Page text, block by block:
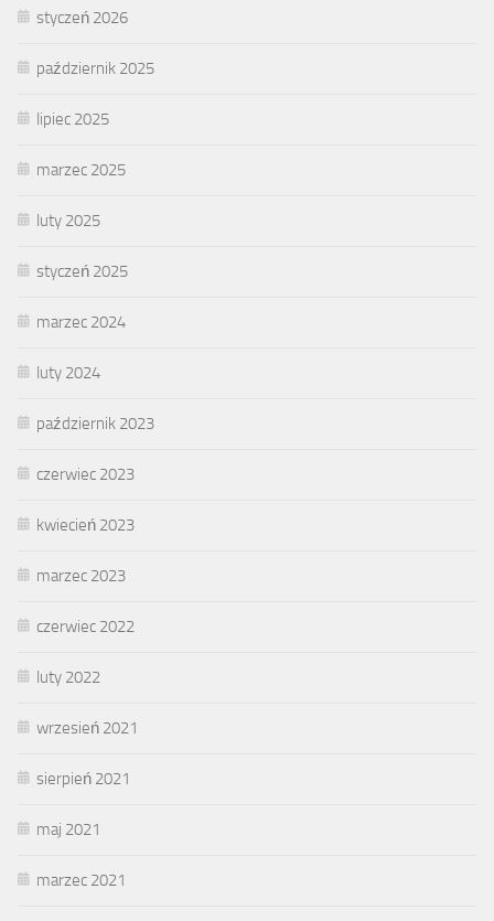
styczeń 2026
październik 2025
lipiec 2025
marzec 2025
luty 2025
styczeń 2025
marzec 2024
luty 2024
październik 2023
czerwiec 2023
kwiecień 2023
marzec 2023
czerwiec 2022
luty 2022
wrzesień 2021
sierpień 2021
maj 2021
marzec 2021